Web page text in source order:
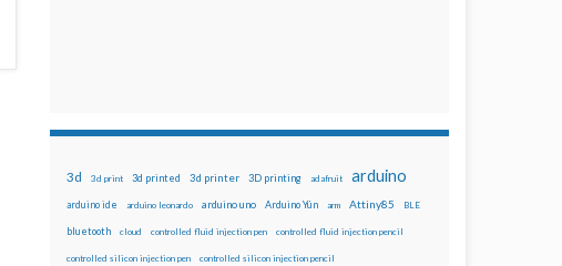
3d 3d print 3d printed 3d printer 3D printing adafruit arduino
arduino ide arduino leonardo arduino uno Arduino Yún arm Attiny85 BLE
bluetooth cloud controlled fluid injection pen controlled fluid injection pencil
controlled silicon injection pen controlled silicon injection pencil